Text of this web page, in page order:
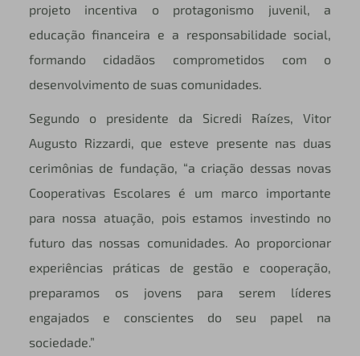
projeto incentiva o protagonismo juvenil, a
educação financeira e a responsabilidade social,
formando cidadãos comprometidos com o
desenvolvimento de suas comunidades.
Segundo o presidente da Sicredi Raízes, Vitor
Augusto Rizzardi, que esteve presente nas duas
cerimônias de fundação, “a criação dessas novas
Cooperativas Escolares é um marco importante
para nossa atuação, pois estamos investindo no
futuro das nossas comunidades. Ao proporcionar
experiências práticas de gestão e cooperação,
preparamos os jovens para serem líderes
engajados e conscientes do seu papel na
sociedade.”